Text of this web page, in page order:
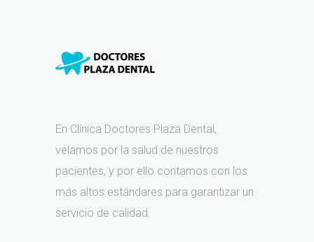
En Clínica Doctores Plaza Dental,
velamos por la salud de nuestros
pacientes, y por ello contamos con los
más altos estándares para garantizar un
servicio de calidad.